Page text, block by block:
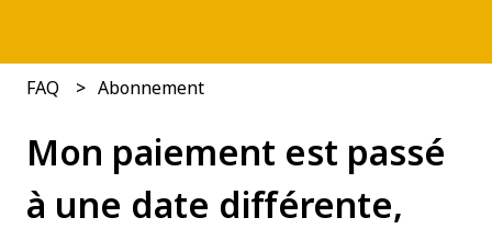
FAQ Abonnement
Mon paiement est passé
à une date différente,